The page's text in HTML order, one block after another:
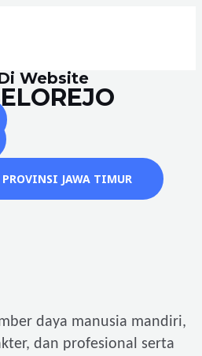
Website
JAWA TIMUR
daya manusia mandiri,
dan profesional serta